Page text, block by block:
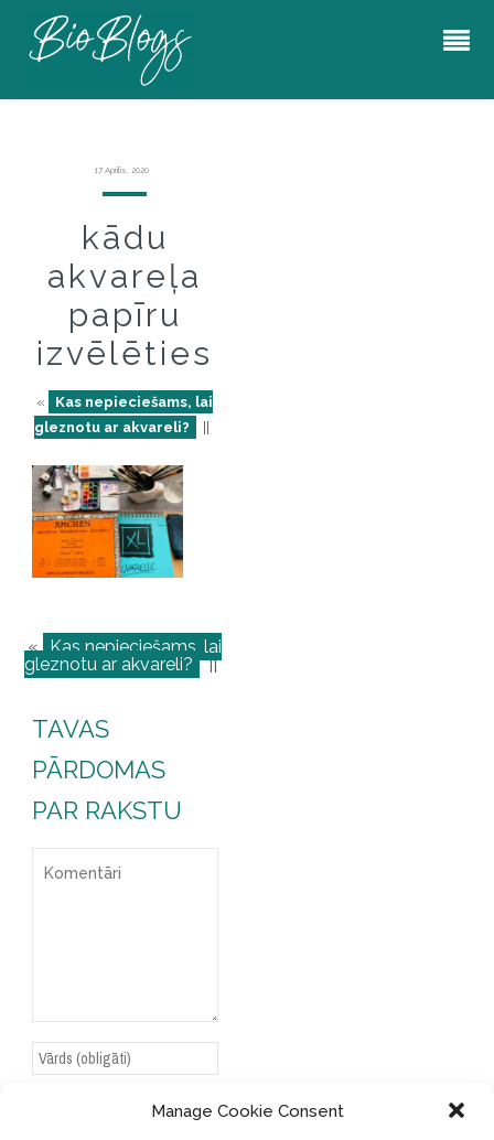
Manage Cookie Consent
17 Aprīlis, 2020
kādu
akvareļa
papīru
izvēlēties
«
Kas nepieciešams, lai
gleznotu ar akvareli?
« Kas nepieciešams, lai
gleznotu ar akvareli? ||
TAVAS
PĀRDOMAS
PAR RAKSTU